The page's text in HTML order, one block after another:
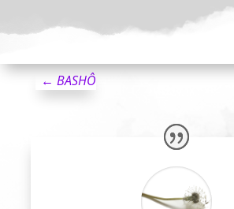
← BASHÔ